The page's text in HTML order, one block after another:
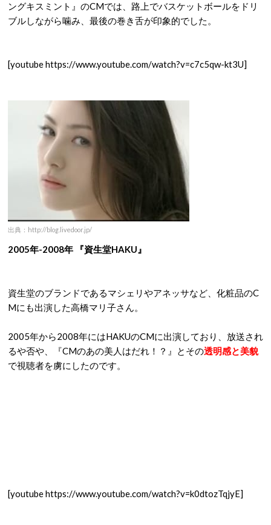
ングキスミント』のCMでは、路上でバスケットボールをドリ
ブルしながら噛み、最後の巻き舌が印象的でした。
[youtube https://www.youtube.com/watch?v=c7c5qw-kt3U]
出典：http://blog.livedoor.jp/
2005年-2008年 『資生堂HAKU』
資生堂のブランドであるマシェリやアネッサなど、化粧品のC
Mにも出演した高橋マリ子さん。
2005年から2008年にはHAKUのCMに出演しており、放送され
るや否や、『CMのあの美人はだれ！？』とその透明感と美貌
で視聴者を虜にしたのです。
[youtube https://www.youtube.com/watch?v=k0dtozTqjyE]